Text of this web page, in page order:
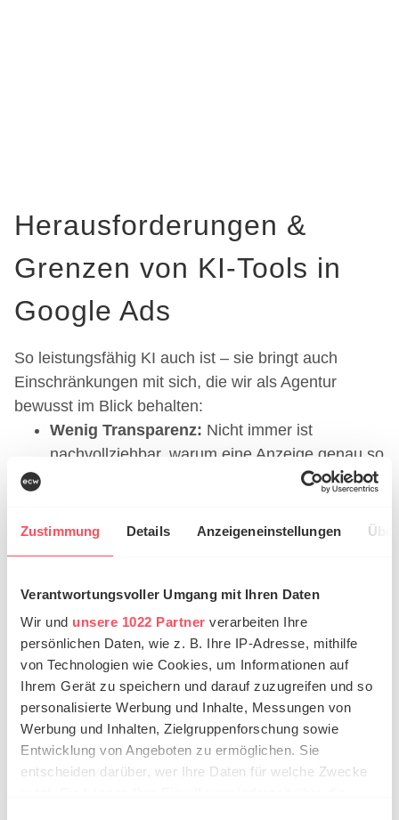
Zustimmung Details Anzeigeneinstellungen
Verantwortungsvoller Umgang mit Ihren Daten
Wir und unsere 1022 Partner verarbeiten Ihre
persönlichen Daten, wie z. B. Ihre IP-Adresse, mithilfe
von Technologien wie Cookies, um Informationen auf
Ihrem Gerät zu speichern und darauf zuzugreifen und so
personalisierte Werbung und Inhalte, Messungen von
Werbung und Inhalten, Zielgruppenforschung sowie
Entwicklung von Angeboten zu ermöglichen. Sie
entscheiden darüber, wer Ihre Daten für welche Zwecke
Herausforderungen &
Grenzen von KI-Tools in
Google Ads
So leistungsfähig KI auch ist – sie bringt auch
Einschränkungen mit sich, die wir als Agentur
bewusst im Blick behalten:
Wenig Transparenz: Nicht immer ist
nachvollziehbar, warum eine Anzeige genau so
automatisierter Asset-Erstellung kann Marken-
Eingaben (Prompts) führen nicht immer zu den
gewünschten Ergebnissen – hauptsächlich im
kreativen Bereich.
Algorithmus entscheidet:Die klassische
Keyword-Kontrolle tritt zunehmend in den
Hintergrund – was nicht jedem passt.
Abhängigkeit vom Dateninput
: Schlechte
oder unvollständige Daten führen zu